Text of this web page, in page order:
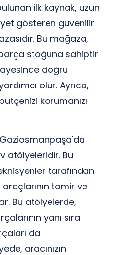
ilk kaynak, uzun
gösteren güvenilir
Bu mağaza,
stoğuna sahiptir
doğru
olur. Ayrıca,
korumanızı
atölyeleridir. Bu
tarafından
tamir ve
Bu atölyelerde,
yanı sıra
da
aracınızın